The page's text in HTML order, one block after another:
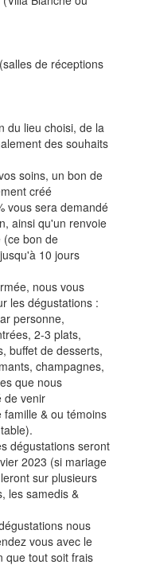
de réceptions
du lieu choisi, de la
des souhaits
soins, un bon de
créé
vous sera demandé
ainsi qu'un renvoie
(ce bon de
10 jours
nous vous
les dégustations :
personne,
2-3 plats,
buffet de desserts,
champagnes,
que nous
de venir
& ou témoins
dégustations seront
2023 (si mariage
sur plusieurs
les samedis &
nous
vous avec le
que tout soit frais